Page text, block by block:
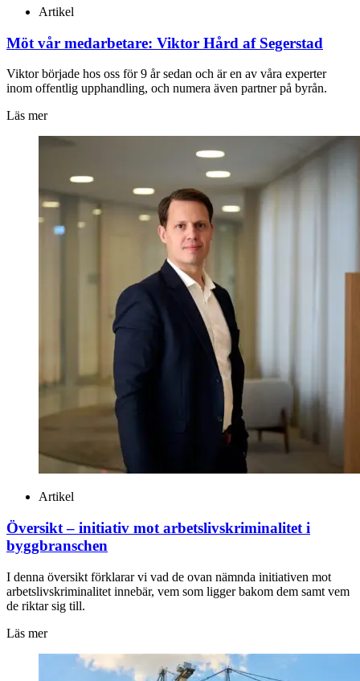
Artikel
Möt vår medarbetare: Viktor Hård af Segerstad
Viktor började hos oss för 9 år sedan och är en av våra experter
inom offentlig upphandling, och numera även partner på byrån.
Läs mer
Artikel
Översikt – initiativ mot arbetslivskriminalitet i
byggbranschen
I denna översikt förklarar vi vad de ovan nämnda initiativen mot
arbetslivskriminalitet innebär, vem som ligger bakom dem samt vem
de riktar sig till.
Läs mer